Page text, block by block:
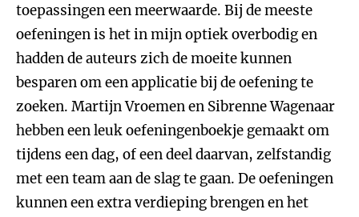
toepassingen een meerwaarde. Bij de meeste
oefeningen is het in mijn optiek overbodig en
hadden de auteurs zich de moeite kunnen
besparen om een applicatie bij de oefening te
zoeken. Martijn Vroemen en Sibrenne Wagenaar
hebben een leuk oefeningenboekje gemaakt om
tijdens een dag, of een deel daarvan, zelfstandig
met een team aan de slag te gaan. De oefeningen
kunnen een extra verdieping brengen en het